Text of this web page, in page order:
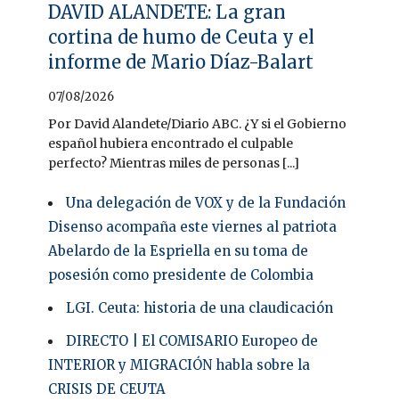
DAVID ALANDETE: La gran
cortina de humo de Ceuta y el
informe de Mario Díaz-Balart
07/08/2026
Por David Alandete/Diario ABC. ¿Y si el Gobierno
español hubiera encontrado el culpable
perfecto? Mientras miles de personas [...]
Una delegación de VOX y de la Fundación
Disenso acompaña este viernes al patriota
Abelardo de la Espriella en su toma de
posesión como presidente de Colombia
LGI. Ceuta: historia de una claudicación
DIRECTO | El COMISARIO Europeo de
INTERIOR y MIGRACIÓN habla sobre la
CRISIS DE CEUTA